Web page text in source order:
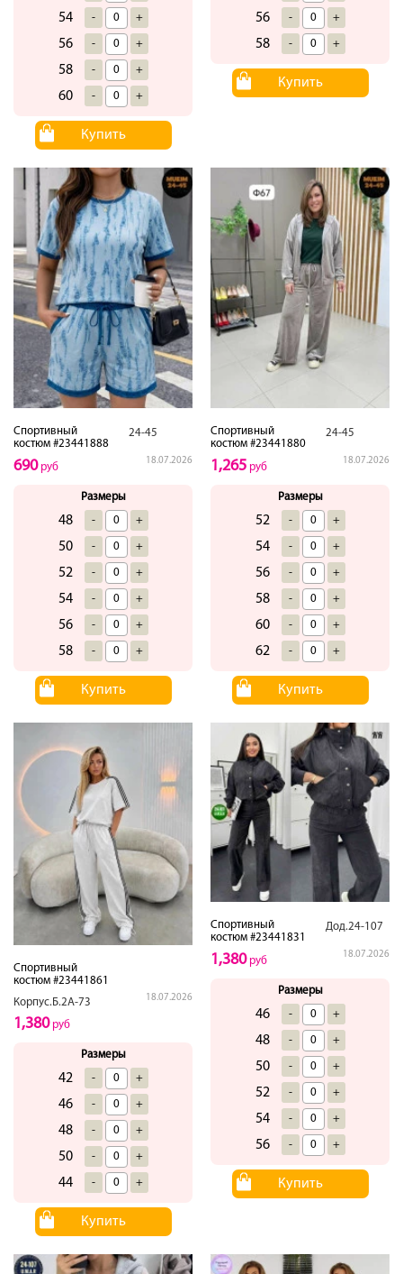
54 - +
56 - +
58 - +
60 - +
Купить
56 - +
58 - +
Купить
Спортивный
костюм #23441888
24-45
18.07.2026
690руб
Размеры
48 - +
50 - +
52 - +
54 - +
56 - +
58 - +
Купить
Спортивный
костюм #23441880
24-45
18.07.2026
1,265 руб
Размеры
52 - +
54 - +
56 - +
58 - +
60 - +
62 - +
Купить
Спортивный
костюм #23441861
Корпус.Б.2А-73
18.07.2026
1,380руб
Размеры
42 - +
46 - +
48 - +
50 - +
44 - +
Купить
Спортивный
костюм #23441831
Дод.24-107
18.07.2026
1,380руб
Размеры
46 - +
48 - +
50 - +
52 - +
54 - +
56 - +
Купить